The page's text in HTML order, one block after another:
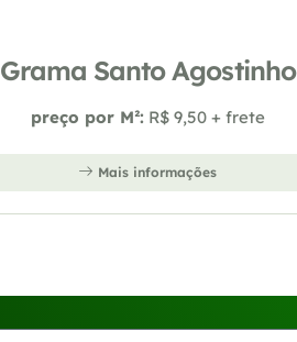
Grama Santo Agostinho
preço por M²: R$ 9,50 + frete
Mais informações